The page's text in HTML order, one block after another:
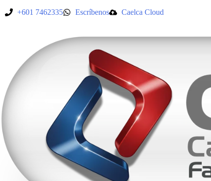
+601 7462335 Escríbenos Caelca Cloud